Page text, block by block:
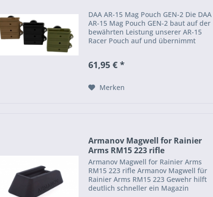
DAA AR-15 Mag Pouch GEN-2 Die DAA
AR-15 Mag Pouch GEN-2 baut auf der
bewährten Leistung unserer AR-15
Racer Pouch auf und übernimmt
Plattformen. Der Taschenkörper ist...
61,95 € *
Merken
Armanov Magwell for Rainier
Arms RM15 223 rifle
Armanov Magwell for Rainier Arms
RM15 223 rifle Armanov Magwell für
Rainier Arms RM15 223 Gewehr hilft
deutlich schneller ein Magazin